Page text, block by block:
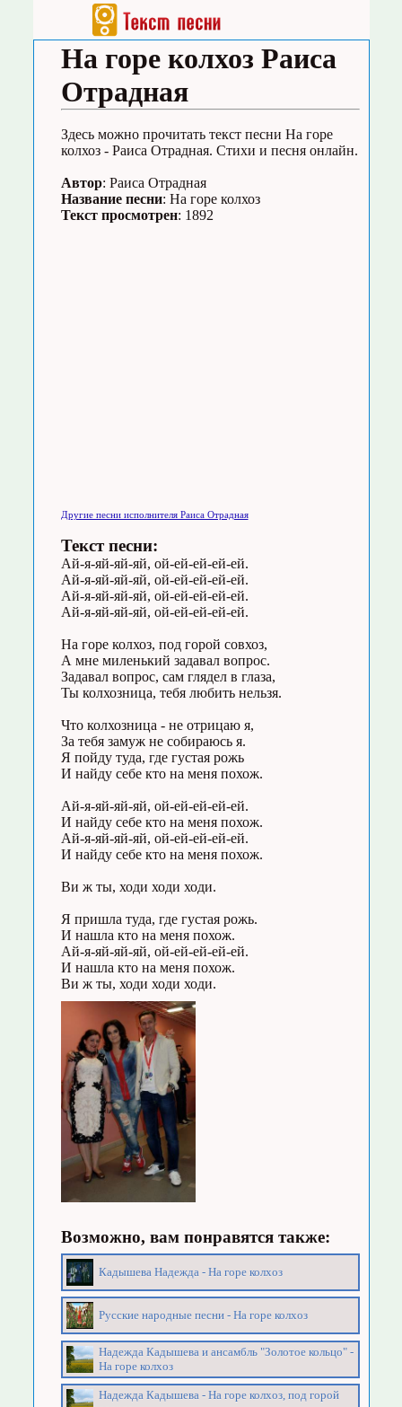
На горе колхоз Раиса
Отрадная
Здесь можно прочитать текст песни На горе
колхоз - Раиса Отрадная. Стихи и песня онлайн.
Автор: Раиса Отрадная
Название песни: На горе колхоз
Текст просмотрен: 1892
Другие песни исполнителя Раиса Отрадная
Текст песни:
Ай-я-яй-яй-яй, ой-ей-ей-ей-ей.
Ай-я-яй-яй-яй, ой-ей-ей-ей-ей.
Ай-я-яй-яй-яй, ой-ей-ей-ей-ей.
Ай-я-яй-яй-яй, ой-ей-ей-ей-ей.
На горе колхоз, под горой совхоз,
А мне миленький задавал вопрос.
Задавал вопрос, сам глядел в глаза,
Ты колхозница, тебя любить нельзя.
Что колхозница - не отрицаю я,
За тебя замуж не собираюсь я.
Я пойду туда, где густая рожь
И найду себе кто на меня похож.
Ай-я-яй-яй-яй, ой-ей-ей-ей-ей.
И найду себе кто на меня похож.
Ай-я-яй-яй-яй, ой-ей-ей-ей-ей.
И найду себе кто на меня похож.
Ви ж ты, ходи ходи ходи.
Я пришла туда, где густая рожь.
И нашла кто на меня похож.
Ай-я-яй-яй-яй, ой-ей-ей-ей-ей.
И нашла кто на меня похож.
Ви ж ты, ходи ходи ходи.
Возможно, вам понравятся также:
Кадышева Надежда - На горе колхоз
Русские народные песни - На горе колхоз
Надежда Кадышева и ансамбль "Золотое кольцо" -
На горе колхоз
Надежда Кадышева - На горе колхоз, под горой